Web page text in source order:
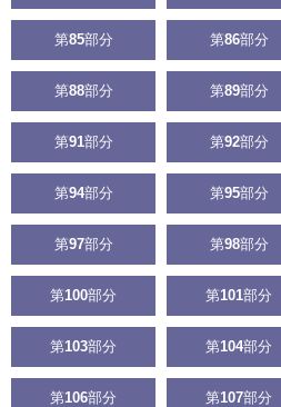
第85部分 第86部分
第88部分 第89部分
第91部分 第92部分
第94部分 第95部分
第97部分 第98部分
第100部分 第101部分
第103部分 第104部分
第106部分 第107部分